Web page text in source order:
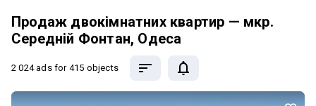
Продаж двокімнатних квартир — мкр.
Середній Фонтан, Одеса
2 024 ads for 415 objects